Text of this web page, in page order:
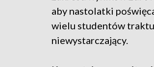
aby nastolatki
wielu studentów
niewystarczający.